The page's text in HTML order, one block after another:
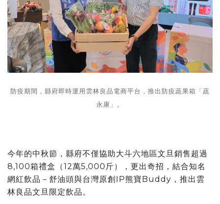
防疫期間，縣府即時運用雲林良品電商平台，推出防疫蔬果箱「蔬
永康」。
今年的中秋節，縣府不僅協助大斗六地區文旦銷售超過
8,100箱禮盒（12萬5,000斤），更出奇招，結合知名
網紅飲品－舒油頭與台灣原創IP熊寶Buddy，推出雲
林良品文旦限定飲品。